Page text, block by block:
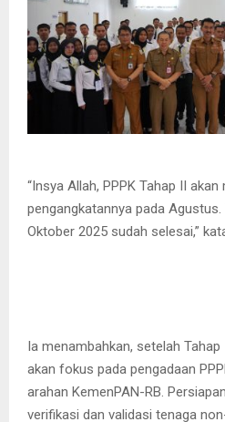
“Insya Allah, PPPK Tahap II akan
pengangkatannya pada
Oktober 2025 sudah selesai,”
Ia menambahkan, setelah
akan fokus pada pengadaan
arahan KemenPAN-RB.
verifikasi dan validasi tenaga